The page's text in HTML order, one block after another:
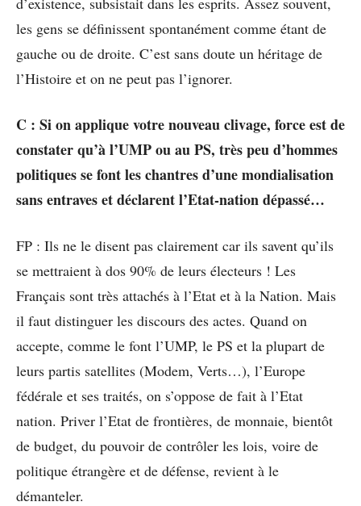
les gens se définissent spontanément comme étant de
gauche ou de droite. C’est sans doute un héritage de
l’Histoire et on ne peut pas l’ignorer.
C : Si on applique votre nouveau clivage, force est de
constater qu’à l’UMP ou au PS, très peu d’hommes
politiques se font les chantres d’une mondialisation
sans entraves et déclarent l’Etat-nation dépassé…
FP : Ils ne le disent pas clairement car ils savent qu’ils
se mettraient à dos 90% de leurs électeurs ! Les
Français sont très attachés à l’Etat et à la Nation. Mais
il faut distinguer les discours des actes. Quand on
accepte, comme le font l’UMP, le PS et la plupart de
leurs partis satellites (Modem, Verts…), l’Europe
fédérale et ses traités, on s’oppose de fait à l’Etat
nation. Priver l’Etat de frontières, de monnaie, bientôt
de budget, du pouvoir de contrôler les lois, voire de
politique étrangère et de défense, revient à le
démanteler.